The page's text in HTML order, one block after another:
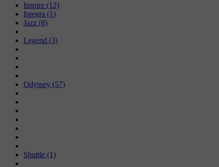
Inspire (12)
Integra (1)
Jazz (8)
Legend (3)
Odyssey (57)
Shuttle (1)